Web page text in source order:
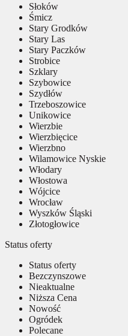
Słoków
Śmicz
Stary Grodków
Stary Las
Stary Paczków
Strobice
Szklary
Szybowice
Szydłów
Trzeboszowice
Unikowice
Wierzbie
Wierzbięcice
Wierzbno
Wilamowice Nyskie
Włodary
Włostowa
Wójcice
Wrocław
Wyszków Śląski
Złotogłowice
Status oferty
Status oferty
Bezczynszowe
Nieaktualne
Niższa Cena
Nowość
Ogródek
Polecane